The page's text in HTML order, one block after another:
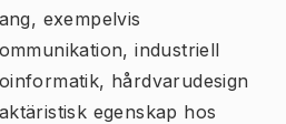
exempelvis
industriell
hårdvarudesign
egenskap hos